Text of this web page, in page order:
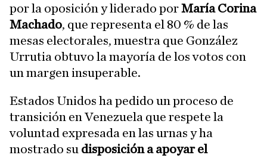
por la oposición y liderado porMaría Corina
Machado, que representa el 80 % de las
mesas electorales, muestra que González
Urrutia obtuvo la mayoría de los votos con
un margen insuperable.
Estados Unidos ha pedido un proceso de
transición en Venezuela que respete la
voluntad expresada en las urnas y ha
mostrado su disposición a apoyar el